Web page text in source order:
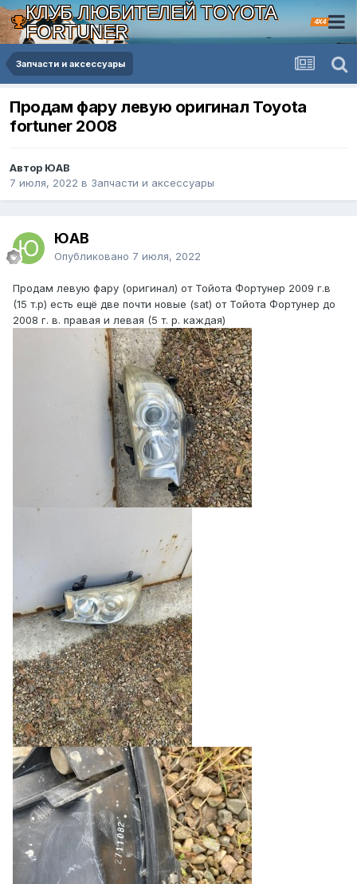
КЛУБ ЛЮБИТЕЛЕЙ TOYOTA
FORTUNER
4X4
Запчасти и аксессуары
Продам фару левую оригинал Toyota
fortuner 2008
Автор ЮАВ
7 июля, 2022 в Запчасти и аксессуары
ЮАВ
Опубликовано 7 июля, 2022
Продам левую фару (оригинал) от Тойота Фортунер 2009 г.в
(15 т.р) есть ещё две почти новые (sat) от Тойота Фортунер до
2008 г. в. правая и левая (5 т. р. каждая)